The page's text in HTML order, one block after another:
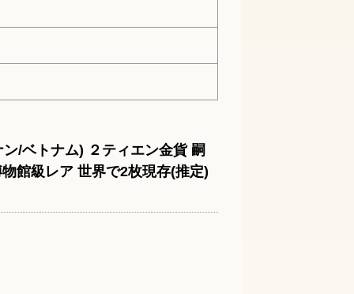
/ベトナム) ２ティエン金貨 嗣
館級レア 世界で2枚現存(推定)